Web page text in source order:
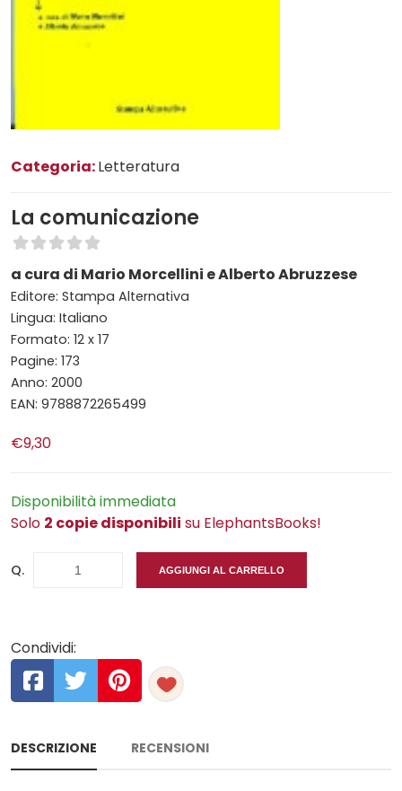
Categoria:Letteratura
La comunicazione
a cura di Mario Morcellini e Alberto Abruzzese
Editore: Stampa Alternativa
Lingua: Italiano
Formato: 12 x 17
Pagine: 173
Anno: 2000
EAN: 9788872265499
€9,30
Disponibilità immediata
Solo 2 copie disponibili su ElephantsBooks!
Q. AGGIUNGI AL CARRELLO
Condividi:
DESCRIZIONE RECENSIONI